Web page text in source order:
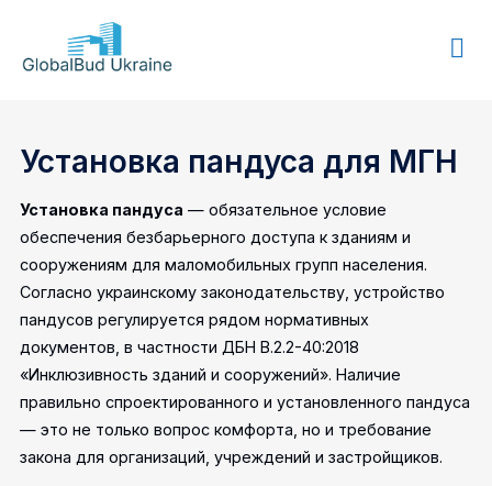
GLOBALBUD
Установка пандуса для МГН
Установка пандуса — обязательное условие
обеспечения безбарьерного доступа к зданиям и
сооружениям для маломобильных групп населения.
Согласно украинскому законодательству, устройство
пандусов регулируется рядом нормативных
документов, в частности ДБН В.2.2-40:2018
«Инклюзивность зданий и сооружений». Наличие
правильно спроектированного и установленного пандуса
— это не только вопрос комфорта, но и требование
закона для организаций, учреждений и застройщиков.